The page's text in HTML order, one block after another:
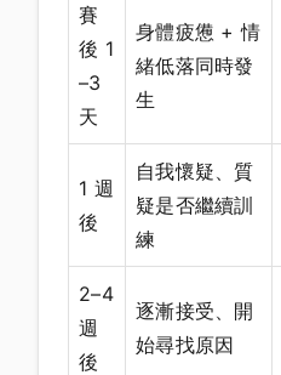
賽
後 1
–3
天
身體疲憊 + 情
緒低落同時發
生
1 週
後
自我懷疑、質
疑是否繼續訓
練
2–4
週
後
逐漸接受、開
始尋找原因